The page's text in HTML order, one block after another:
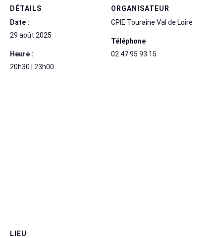
DÉTAILS
Date :
29 août 2025
Heure :
20h30 | 23h00
ORGANISATEUR
CPIE Touraine Val de Loire
Téléphone
02 47 95 93 15
LIEU